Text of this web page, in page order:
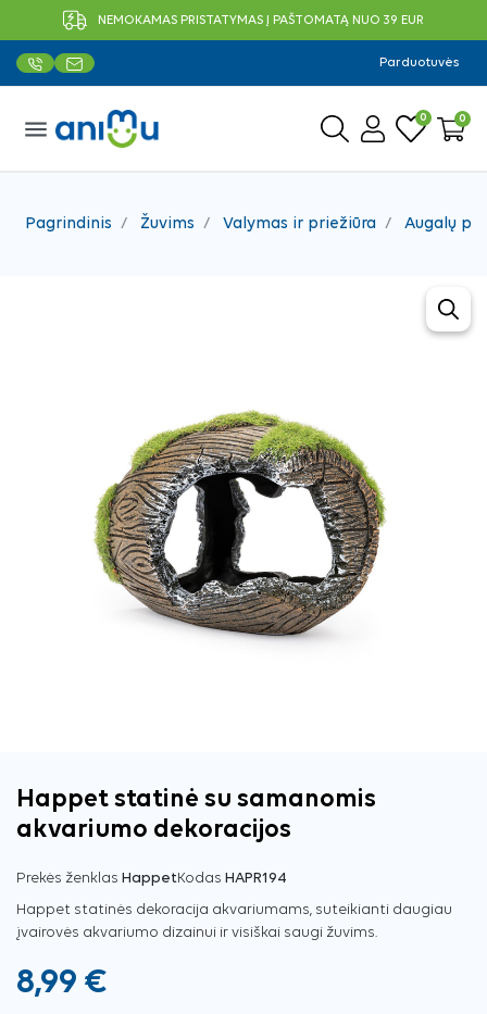
NEMOKAMAS PRISTATYMAS Į PAŠTOMATĄ NUO 39 EUR
Parduotuvės
menu 0 0
Pagrindinis Žuvims Valymas ir priežiūra Augalų
Happet statinė su samanomis
akvariumo dekoracijos
Prekės ženklas HappetKodas HAPR194
Happet statinės dekoracija akvariumams, suteikianti daugiau
įvairovės akvariumo dizainui ir visiškai saugi žuvims.
8,99 €